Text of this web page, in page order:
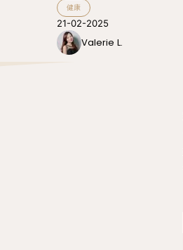
健康
21-02-2025
Valerie L.